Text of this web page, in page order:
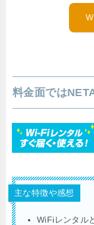
料金面では
主な特徴や感想
WiFiレンタル